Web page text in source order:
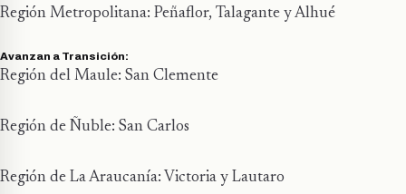
Región Metropolitana: Peñaflor, Talagante y Alhué
Avanzan a Transición:
Región del Maule: San Clemente
Región de Ñuble: San Carlos
Región de La Araucanía: Victoria y Lautaro